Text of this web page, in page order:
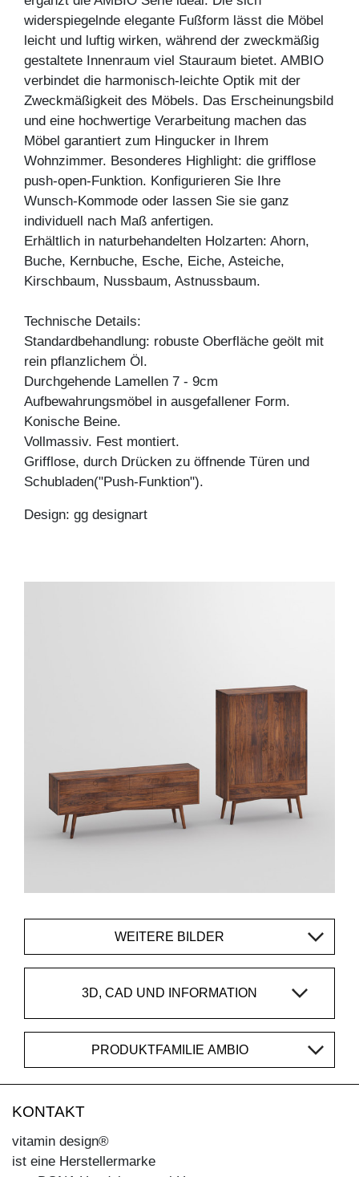
widerspiegelnde elegante Fußform lässt die Möbel
leicht und luftig wirken, während der zweckmäßig
gestaltete Innenraum viel Stauraum bietet. AMBIO
verbindet die harmonisch-leichte Optik mit der
Zweckmäßigkeit des Möbels. Das Erscheinungsbild
und eine hochwertige Verarbeitung machen das
Möbel garantiert zum Hingucker in Ihrem
Wohnzimmer. Besonderes Highlight: die grifflose
push-open-Funktion. Konfigurieren Sie Ihre
Wunsch-Kommode oder lassen Sie sie ganz
individuell nach Maß anfertigen.
Erhältlich in naturbehandelten Holzarten: Ahorn,
Buche, Kernbuche, Esche, Eiche, Asteiche,
Kirschbaum, Nussbaum, Astnussbaum.
Technische Details:
Standardbehandlung: robuste Oberfläche geölt mit
rein pflanzlichem Öl.
Durchgehende Lamellen 7 - 9cm
Aufbewahrungsmöbel in ausgefallener Form.
Konische Beine.
Vollmassiv. Fest montiert.
Grifflose, durch Drücken zu öffnende Türen und
Schubladen("Push-Funktion").
Design: gg designart
WEITERE BILDER
3D, CAD UND INFORMATION
PRODUKTFAMILIE AMBIO
KONTAKT
vitamin design®
ist eine Herstellermarke